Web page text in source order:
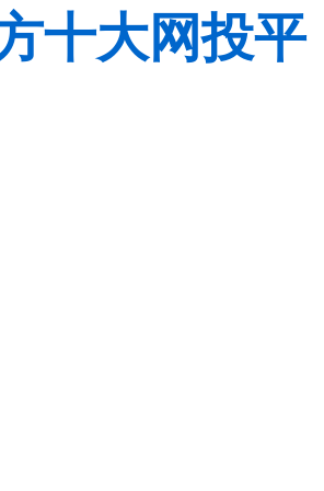
十大网投平